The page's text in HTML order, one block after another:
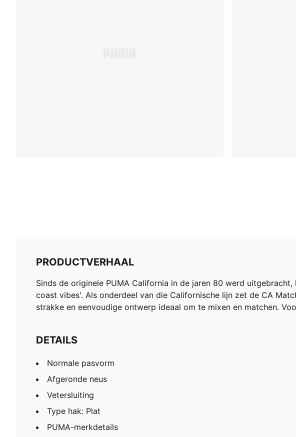
PRODUCTVERHAAL
Sinds de originele PUMA California in de jaren 80 werd
coast vibes'. Als onderdeel van die Californische lijn zet de CA
strakke en eenvoudige ontwerp ideaal om te mixen en matchen.
DETAILS
Normale pasvorm
Afgeronde neus
Vetersluiting
Type hak: Plat
PUMA-merkdetails